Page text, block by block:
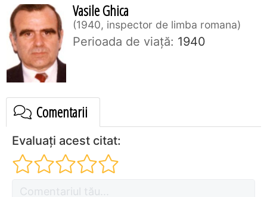
Vasile Ghica
1940, inspector de limba romana
Perioada de viaţă: 1940
Comentarii
Evaluați acest citat: